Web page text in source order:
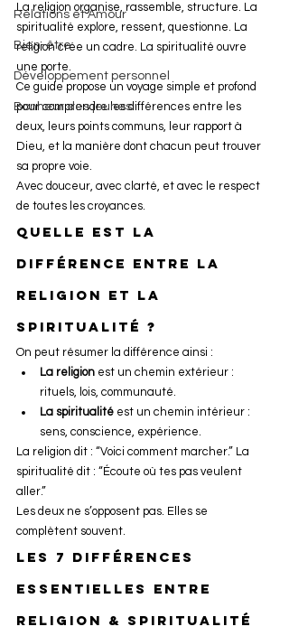
Relations et Amour
Bien-être
Développement personnel
Bonheur des jeunes
La religion organise, rassemble, structure. La
spiritualité explore, ressent, questionne. La
religion crée un cadre. La spiritualité ouvre
une porte.
Ce guide propose un voyage simple et profond
pour comprendre les différences entre les
deux, leurs points communs, leur rapport à
Dieu, et la manière dont chacun peut trouver
sa propre voie.
Avec douceur, avec clarté, et avec le respect
de toutes les croyances.
Quelle est la
différence entre la
religion et la
spiritualité ?
On peut résumer la différence ainsi :
La religion est un chemin extérieur :
rituels, lois, communauté.
La spiritualité est un chemin intérieur :
sens, conscience, expérience.
La religion dit : “Voici comment marcher.” La
spiritualité dit : “Écoute où tes pas veulent
aller.”
Les deux ne s’opposent pas. Elles se
complètent souvent.
Les 7 différences
essentielles entre
religion & spiritualité